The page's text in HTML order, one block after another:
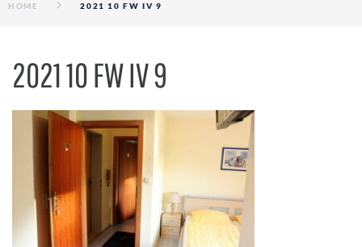
HOME 2021 10 FW IV 9
2021 10 FW IV 9